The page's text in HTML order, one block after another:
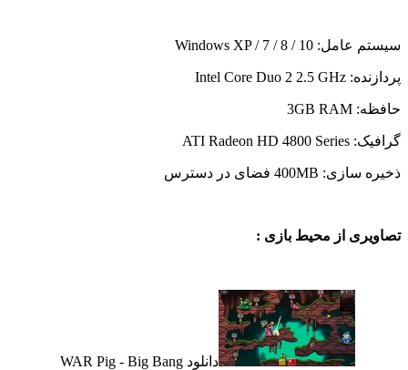
سیستم عامل: Windows XP / 7 / 8 / 10
پردازنده: Intel Core Duo 2 2.5 GHz
حافظه: 3GB RAM
گرافیک: ATI Radeon HD 4800 Series
ذخیره سازی: 400MB فضای در دسترس
تصاویری از محیط بازی :
دانلود WAR Pig - Big Bang